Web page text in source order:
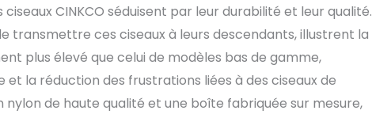
CINKCO séduisent par leur durabilité et leur qualité.
transmettre ces ciseaux à leurs descendants, illustrent la
plus élevé que celui de modèles bas de gamme,
et la réduction des frustrations liées à des ciseaux de
nylon de haute qualité et une boîte fabriquée sur mesure,